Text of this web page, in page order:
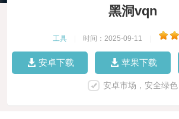
黑洞vqn
工具 时间：2025-09-11
安卓下载 苹果下载
安卓市场，安全绿色